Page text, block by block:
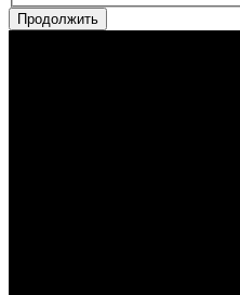
Продолжить